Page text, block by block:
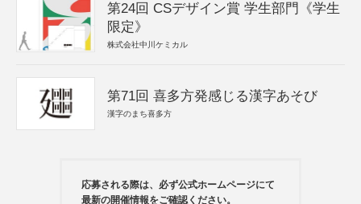
第24回 CSデザイン賞 学生部門《学生
限定》
株式会社中川ケミカル
第71回 喜多方発感じる漢字あそび
漢字のまち喜多方
応募される際は、必ず公式ホームページにて
最新の開催情報をご確認ください。